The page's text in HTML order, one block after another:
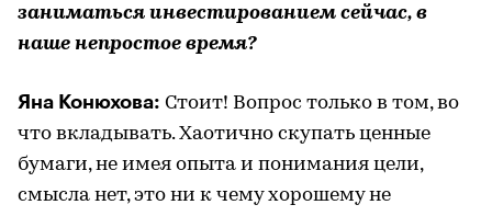
заниматься инвестированием сейчас, в
наше непростое время?
Яна Конюхова: Стоит! Вопрос только в том, во
что вкладывать. Хаотично скупать ценные
бумаги, не имея опыта и понимания цели,
смысла нет, это ни к чему хорошему не